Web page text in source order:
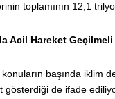
toplamının 12,1
Acil Hareket Geçilmeli
başında iklim
gösterdiği de ifade